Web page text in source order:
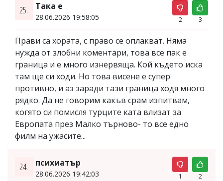
25. Така е
28.06.2026 19:58:05 2 3
Прави са хората, с право се оплакват. Няма
нужда от злобни коментари, това все пак е
граница и е много изнервяща. Кой където иска
там ще си ходи. Но това висене е супер
противно, и аз заради тази граница ходя много
рядко. Да не говорим какъв срам изпитвам,
когято си помисля турците ката влизат за
Европата през Малко търново- то все едно
филм на ужасите...
24. психиатър
28.06.2026 19:42:03 1 2